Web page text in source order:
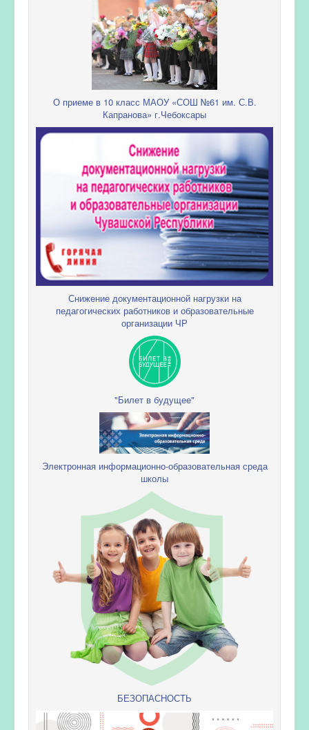
О приеме в 10 класс МАОУ «СОШ №61 им. С.В.
Капранова» г.Чебоксары
Снижение документационной нагрузки на
педагогических работников и образовательные
организации ЧР
"Билет в будущее"
Электронная информационно-образовательная среда
школы
БЕЗОПАСНОСТЬ